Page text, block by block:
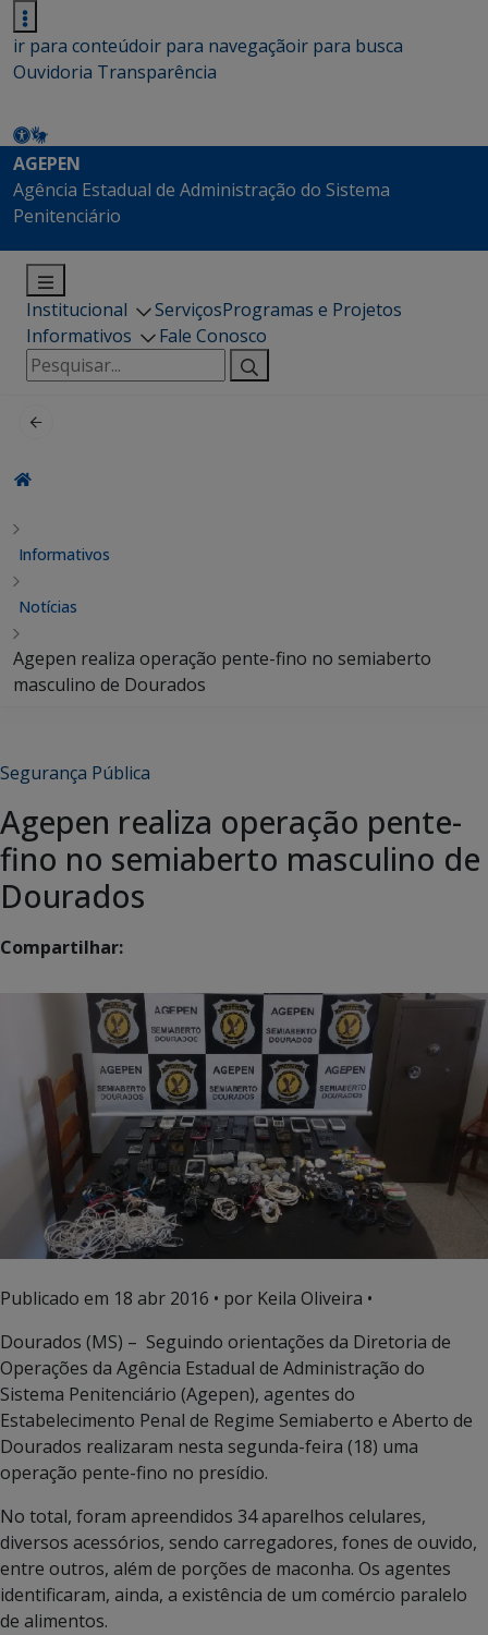
ir para conteúdoir para navegaçãoir para busca
Ouvidoria Transparência
AGEPEN
Agência Estadual de Administração do Sistema
Penitenciário
Institucional ServiçosProgramas e Projetos
Informativos
Fale Conosco
Pesquisar
por:
Informativos
Notícias
Agepen realiza operação pente-fino no semiaberto
masculino de Dourados
Segurança Pública
Agepen realiza operação pente-
fino no semiaberto masculino de
Dourados
Compartilhar:
Publicado em 18 abr 2016 • por Keila Oliveira •
Dourados (MS) – Seguindo orientações da Diretoria de
Operações da Agência Estadual de Administração do
Sistema Penitenciário (Agepen), agentes do
Estabelecimento Penal de Regime Semiaberto e Aberto de
Dourados realizaram nesta segunda-feira (18) uma
operação pente-fino no presídio.
No total, foram apreendidos 34 aparelhos celulares,
diversos acessórios, sendo carregadores, fones de ouvido,
entre outros, além de porções de maconha. Os agentes
identificaram, ainda, a existência de um comércio paralelo
de alimentos.